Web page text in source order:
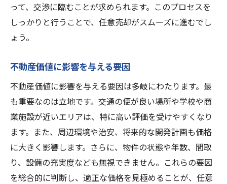
って、交渉に臨むことが求められます。このプロセスを
しっかりと行うことで、任意売却がスムーズに進むでし
ょう。
不動産価値に影響を与える要因
不動産価値に影響を与える要因は多岐にわたります。最
も重要なのは立地です。交通の便が良い場所や学校や商
業施設が近いエリアは、特に高い評価を受けやすくなり
ます。また、周辺環境や治安、将来的な開発計画も価格
に大きく影響します。さらに、物件の状態や年数、間取
り、設備の充実度なども無視できません。これらの要因
を総合的に判断し、適正な価格を見極めることが、任意